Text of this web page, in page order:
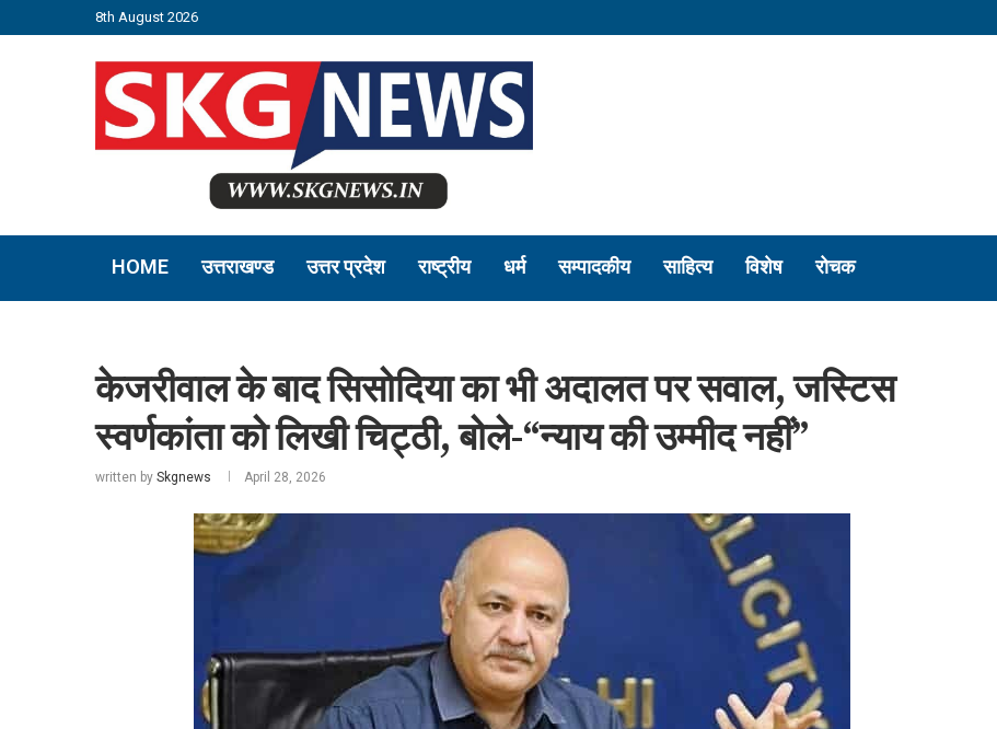
8th August 2026
HOME उत्तराखण्ड उत्तर प्रदेश राष्ट्रीय धर्म सम्पादकीय साहित्य विशेष रोचक
केजरीवाल के बाद सिसोदिया का भी अदालत पर सवाल, जस्टिस
स्वर्णकांता को लिखी चिट्ठी, बोले-“न्याय की उम्मीद नहीं”
written by Skgnews April 28, 2026